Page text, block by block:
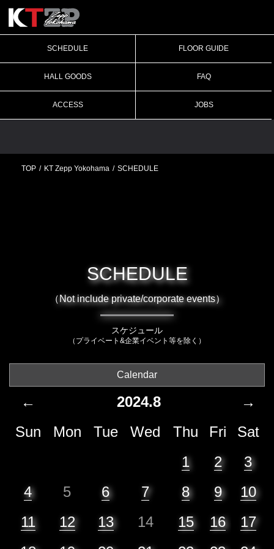
SCHEDULE FLOOR GUIDE
HALL GOODS FAQ
ACCESS JOBS
TOP KT Zepp Yokohama SCHEDULE
SCHEDULE
（Not include private/corporate events）
スケジュール
（プライベート&企業イベント等を除く）
Calendar
← 2024.8
→
Sun
Mon Tue Wed Thu Fri
Sat
1
2
3
4
5 6 7 8 9
10
11
12 13 14 15 16
17